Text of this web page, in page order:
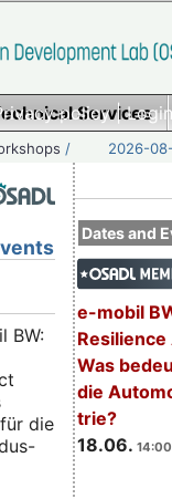
policy|
Services
/ 2026-
Dates and
e-mobil
Resilience
Was
die
trie?
18.06.
BW:
die